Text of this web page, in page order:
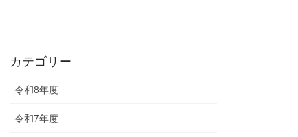
カテゴリー
令和8年度
令和7年度